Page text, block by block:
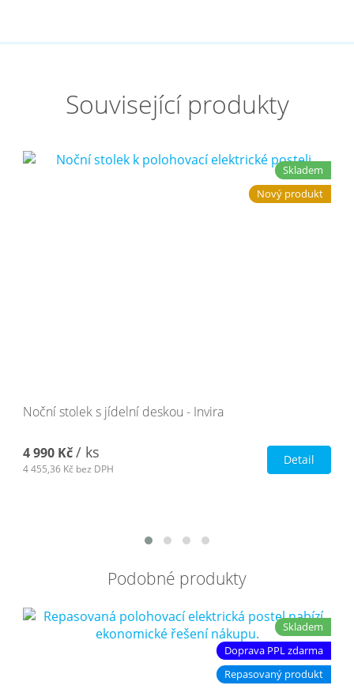
Související produkty
Skladem
Nový produkt
Noční stolek s jídelní deskou - Invira
4 990 Kč/ ks
4 455,36 Kč bez DPH
Detail
Podobné produkty
Skladem
Doprava PPL zdarma
Repasovaný produkt